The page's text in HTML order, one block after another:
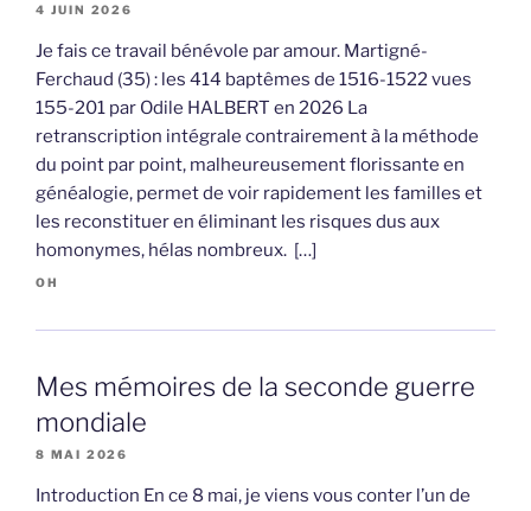
4 JUIN 2026
Je fais ce travail bénévole par amour. Martigné-
Ferchaud (35) : les 414 baptêmes de 1516-1522 vues
155-201 par Odile HALBERT en 2026 La
retranscription intégrale contrairement à la méthode
du point par point, malheureusement florissante en
généalogie, permet de voir rapidement les familles et
les reconstituer en éliminant les risques dus aux
homonymes, hélas nombreux. […]
OH
Mes mémoires de la seconde guerre
mondiale
8 MAI 2026
Introduction En ce 8 mai, je viens vous conter l’un de